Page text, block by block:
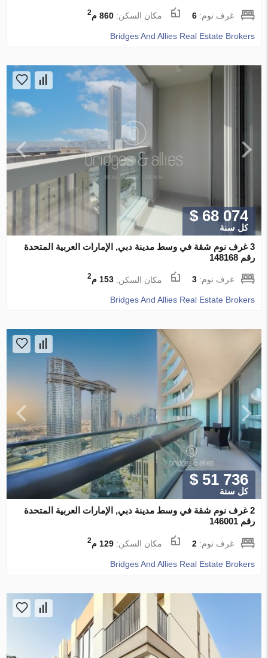
غرف نوم:6 مكان السكن:860 م 2
Bridges And Allies Real Estate Brokers
$ 68 074
كل سنة
3 غرف نوم شقة في وسط مدينة دبي, الإمارات العربية المتحدة
رقم 148168
غرف نوم:3 مكان السكن:153 م 2
Bridges And Allies Real Estate Brokers
$ 51 736
كل سنة
2 غرف نوم شقة في وسط مدينة دبي, الإمارات العربية المتحدة
رقم 146001
غرف نوم:2 مكان السكن:129 م 2
Bridges And Allies Real Estate Brokers